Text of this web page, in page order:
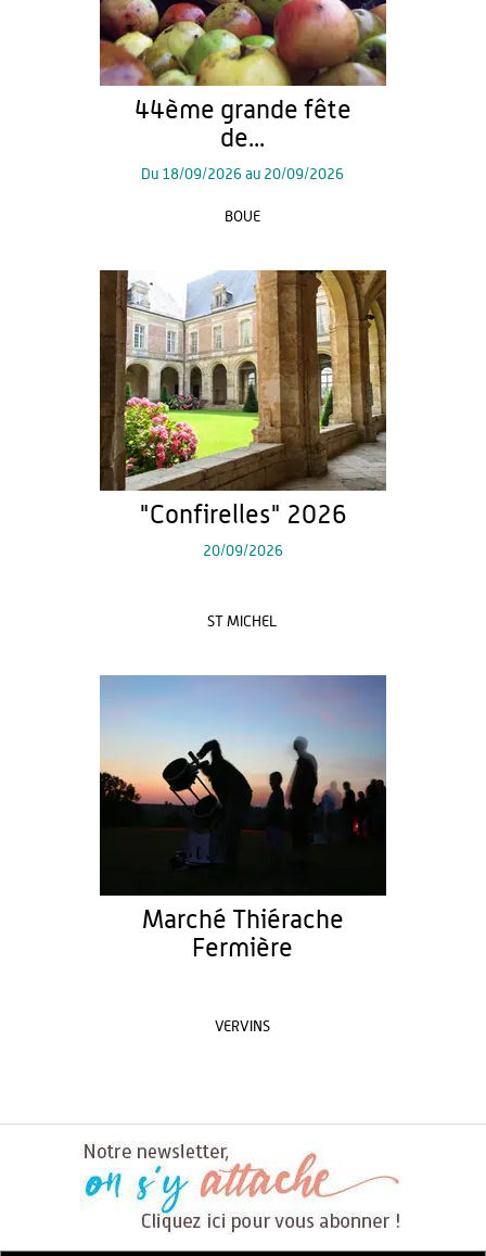
44ème grande fête
de...
Du 18/09/2026 au 20/09/2026
BOUE
"Confirelles" 2026
20/09/2026
ST MICHEL
Marché Thiérache
Fermière
VERVINS